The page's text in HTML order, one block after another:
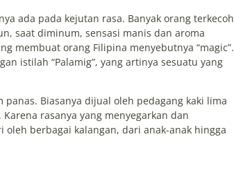
ada pada kejutan rasa. Banyak orang terkecoh
saat diminum, sensasi manis dan aroma
membuat orang Filipina menyebutnya “magic”.
istilah “Palamig”, yang artinya sesuatu yang
Biasanya dijual oleh pedagang kaki lima
rasanya yang menyegarkan dan
berbagai kalangan, dari anak-anak hingga